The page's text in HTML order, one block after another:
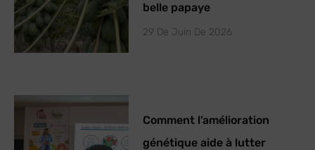
belle papaye
29 De Juin De 2026
Comment l’amélioration
génétique aide à lutter